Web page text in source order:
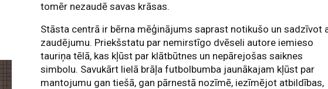
tomēr nezaudē savas krāsas.
Stāsta centrā ir bērna mēģinājums saprast notikušo un sadzīvot
zaudējumu. Priekšstatu par nemirstīgo dvēseli autore iemieso
tauriņa tēlā, kas kļūst par klātbūtnes un nepārejošas saiknes
simbolu. Savukārt lielā brāļa futbolbumba jaunākajam kļūst par
mantojumu gan tiešā, gan pārnestā nozīmē, iezīmējot atbildības,